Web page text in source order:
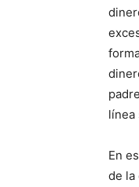
línea
En
de la